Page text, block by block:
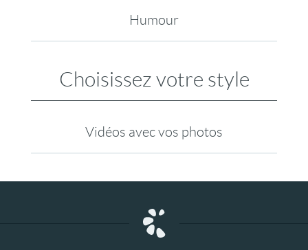
Humour
Choisissez votre style
Vidéos avec vos photos